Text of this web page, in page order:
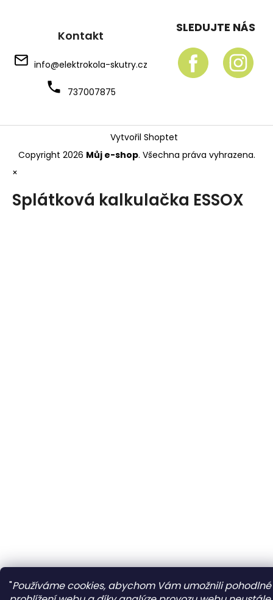
"Používáme cookies, abychom Vám umožnili pohodlné
Kontakt
info@elektrokola-skutry.cz
737007875
SLEDUJTE NÁS
Vytvořil Shoptet
Copyright 2026 Můj e-shop. Všechna práva vyhrazena.
×
Splátková kalkulačka ESSOX